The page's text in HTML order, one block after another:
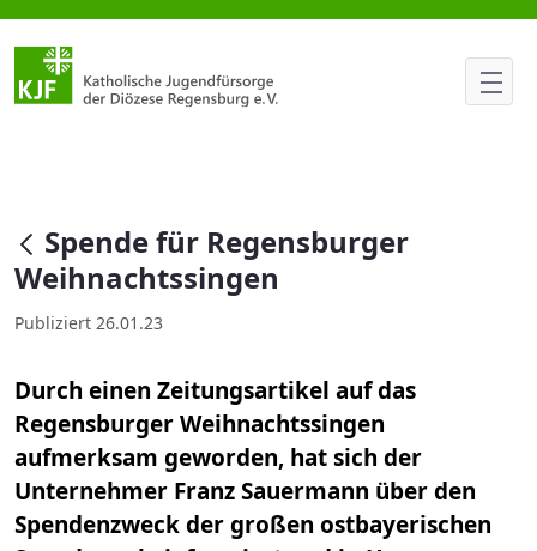
Spende für Regensburger
null
Spende für Regensburger
Weihnachtssingen
Publiziert 26.01.23
Durch einen Zeitungsartikel auf das
Regensburger Weihnachtssingen
aufmerksam geworden, hat sich der
Unternehmer Franz Sauermann über den
Spendenzweck der großen ostbayerischen